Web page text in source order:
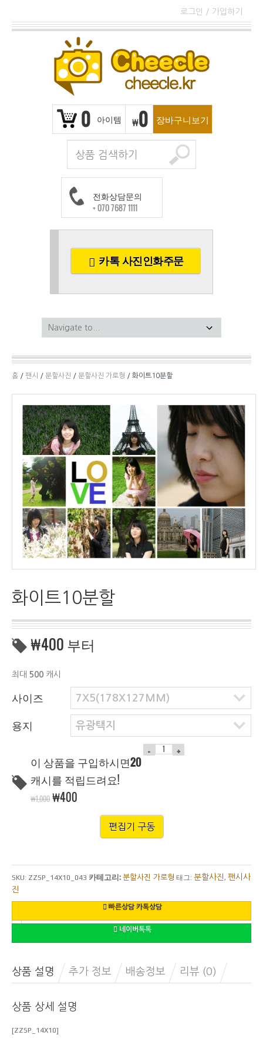
로그인 / 가입하기
0 아이템 ₩0 장바구니보기
전화상담문의
+ 070 7687 1111
카톡 사진인화주문
홈 / 팬시 / 분할사진 / 분할사진 가로형 / 화이트10분할
화이트10분할
₩400부터
최대 500 캐시
사이즈 7X5(178X127MM)
용지 유광택지
이 상품을 구입하시면20
캐시를 적립드려요!
₩1,000 ₩400
편집기 구동
SKU: ZZSP_14X10_043 카테고리: 분할사진 가로형 태그: 분할사진 , 팬시사
진
빠른상담 카톡상담
네이버톡톡
상품 설명 추가 정보 배송정보 리뷰 (0)
상품 상세 설명
[ZZSP_14X10]